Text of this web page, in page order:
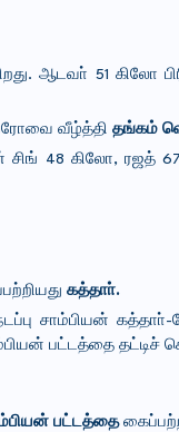
ஆடவா் 51 கிலோ
வீழ்த்தி தங்கம்
48 கிலோ, ரஜத் 67
கத்தாா்.
சாம்பியன்
பட்டத்தை தட்டிச்
பட்டத்தை